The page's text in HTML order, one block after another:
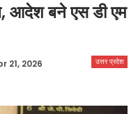
आदेश बने एस डी एम
उत्तर प्रदेश
21, 2026